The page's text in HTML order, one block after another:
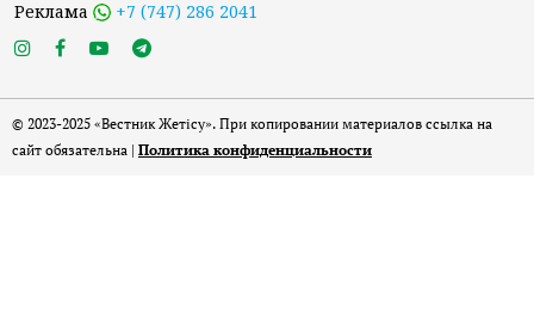
Реклама +7 (747) 286 2041
© 2023-2025 «Вестник Жетісу». При копировании материалов ссылка на
сайт обязательна | Политика конфиденциальности